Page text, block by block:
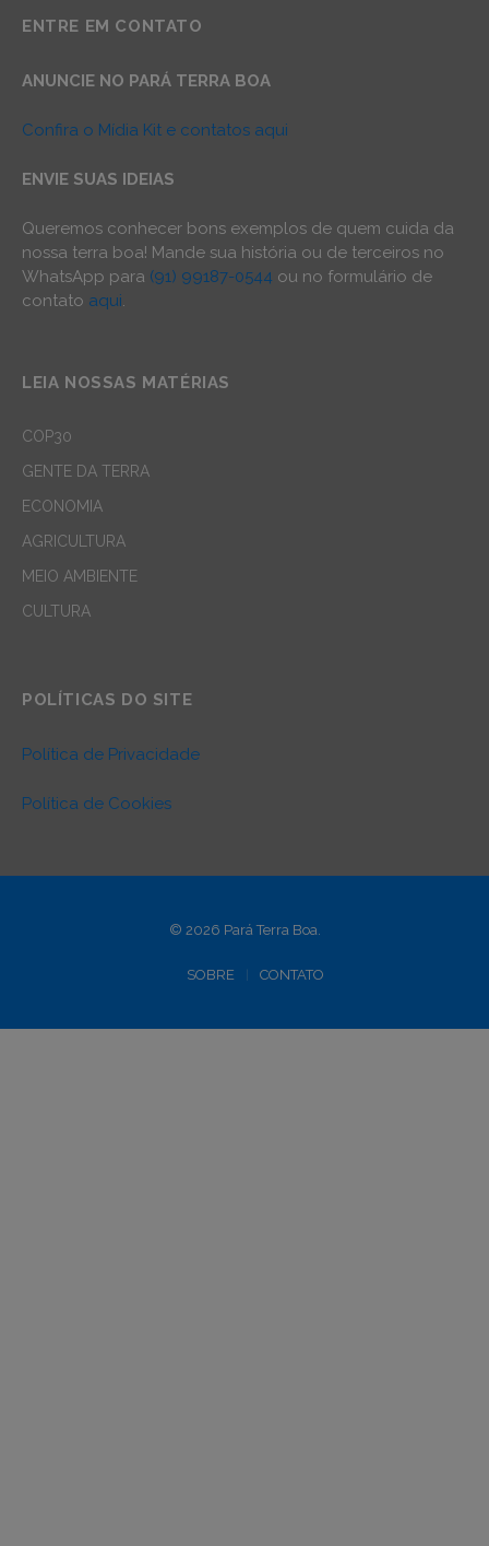
ENTRE EM CONTATO
ANUNCIE NO PARÁ TERRA BOA
Confira o Mídia Kit e contatos aqui
ENVIE SUAS IDEIAS
Queremos conhecer bons exemplos de quem cuida da
nossa terra boa! Mande sua história ou de terceiros no
WhatsApp para (91) 99187-0544 ou no formulário de
contato aqui.
LEIA NOSSAS MATÉRIAS
COP30
GENTE DA TERRA
ECONOMIA
AGRICULTURA
MEIO AMBIENTE
CULTURA
POLÍTICAS DO SITE
Política de Privacidade
Política de Cookies
© 2026 Pará Terra Boa.
SOBRE CONTATO